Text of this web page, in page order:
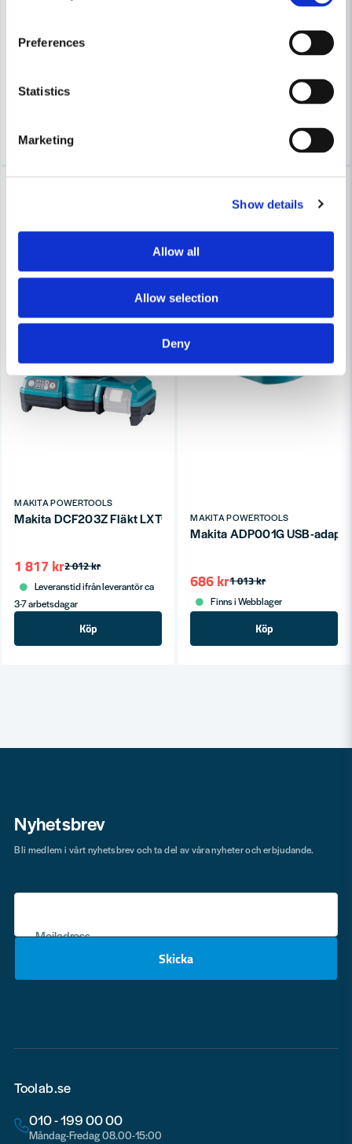
Preferences
Statistics
Marketing
Show details
Allow all
Allow selection
Deny
Makita DJS800Z Fibercementskärare LXT® 18V (utan batteri)
6 029 kr
Leveranstid ifrån leverantör ca
MAKITA POWERTOOLS
Makita DCF203Z Fläkt LXT® 18V 235mm (utan batteri)
2 012 kr
1 817 kr
Leveranstid ifrån leverantör ca
3-7 arbetsdagar
Köp
MAKITA POWERTOOLS
Makita ADP001G USB-
1 013 kr
686 kr
Finns i Webblager
Köp
Nyhetsbrev
Mejladress
Skicka
Bli medlem i vårt nyhetsbrev och ta del av våra nyheter och erbjudande.
Toolab.se
010 - 199 00 00
Måndag-Fredag 08.00-15:00